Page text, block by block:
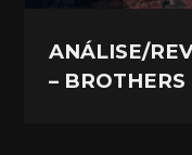
ANÁLISE/
–